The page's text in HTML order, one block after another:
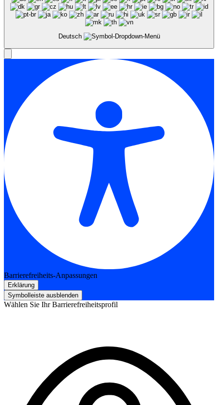
Deutsch
Barrierefreiheits-Anpassungen
Erklärung
Symbolleiste ausblenden
Wählen Sie Ihr Barrierefreiheitsprofil